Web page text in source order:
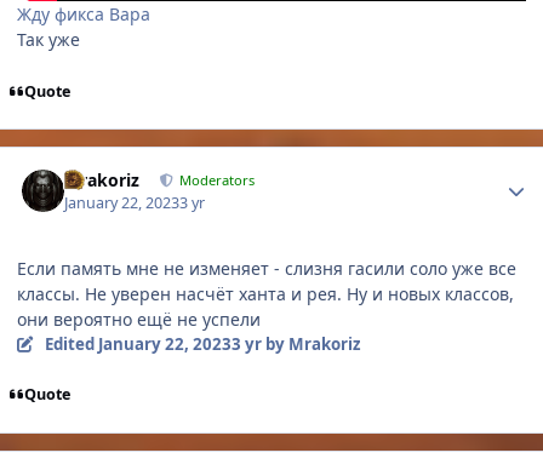
Жду фикса Вара
Так уже
Quote
Mrakoriz Moderators
January 22, 20233 yr
Если память мне не изменяет - слизня гасили соло уже все
классы. Не уверен насчёт ханта и рея. Ну и новых классов,
они вероятно ещё не успели
Edited January 22, 20233 yrby Mrakoriz
Quote